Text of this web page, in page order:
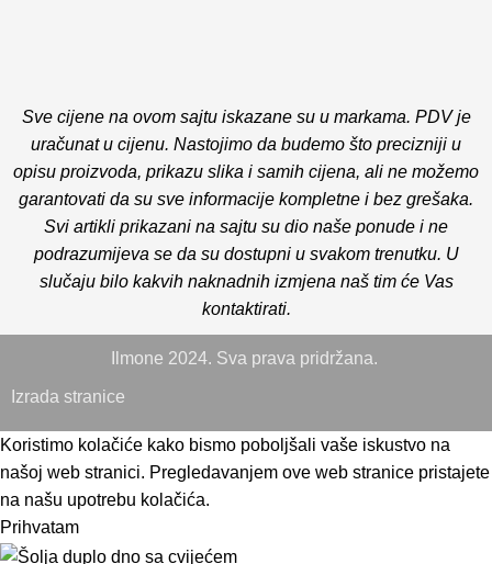
Sve cijene na ovom sajtu iskazane su u markama. PDV je
uračunat u cijenu. Nastojimo da budemo što precizniji u
opisu proizvoda, prikazu slika i samih cijena, ali ne možemo
garantovati da su sve informacije kompletne i bez grešaka.
Svi artikli prikazani na sajtu su dio naše ponude i ne
podrazumijeva se da su dostupni u svakom trenutku. U
slučaju bilo kakvih naknadnih izmjena naš tim će Vas
kontaktirati.
Ilmone 2024. Sva prava pridržana.
Izrada stranice
Koristimo kolačiće kako bismo poboljšali vaše iskustvo na
našoj web stranici. Pregledavanjem ove web stranice pristajete
na našu upotrebu kolačića.
Prihvatam